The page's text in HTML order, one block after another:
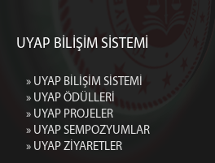
UYAP BİLİŞİM SİSTEMİ
» UYAP BİLİŞİM SİSTEMİ
» UYAP ÖDÜLLERİ
» UYAP PROJELER
» UYAP SEMPOZYUMLAR
» UYAP ZİYARETLER